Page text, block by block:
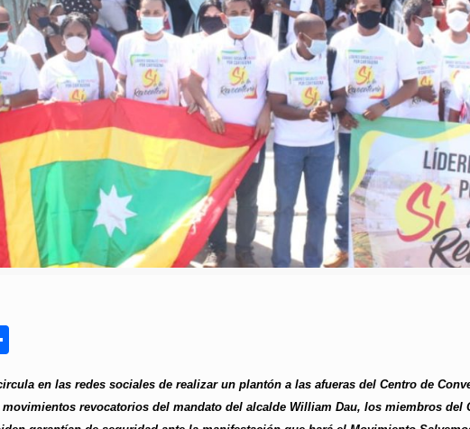
en las redes sociales de realizar un plantón a las afueras del Centro de
revocatorios del mandato del alcalde William Dau, los miembros del